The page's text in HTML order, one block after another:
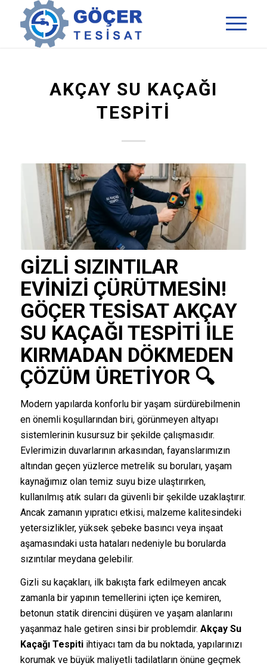
AKÇAY SU KAÇAĞI
TESPITI
GIZLI SIZINTILAR
EVINIZI ÇÜRÜTMESIN!
GÖÇER TESISAT AKÇAY
SU KAÇAĞI TESPITI ILE
KIRMADAN DÖKMEDEN
ÇÖZÜM ÜRETIYOR 🔍
Modern yapılarda konforlu bir yaşam sürdürebilmenin
en önemli koşullarından biri, görünmeyen altyapı
sistemlerinin kusursuz bir şekilde çalışmasıdır.
Evlerimizin duvarlarının arkasından, fayanslarımızın
altından geçen yüzlerce metrelik su boruları, yaşam
kaynağımız olan temiz suyu bize ulaştırırken,
kullanılmış atık suları da güvenli bir şekilde uzaklaştırır.
Ancak zamanın yıpratıcı etkisi, malzeme kalitesindeki
yetersizlikler, yüksek şebeke basıncı veya inşaat
aşamasındaki usta hataları nedeniyle bu borularda
sızıntılar meydana gelebilir.
Gizli su kaçakları, ilk bakışta fark edilmeyen ancak
zamanla bir yapının temellerini içten içe kemiren,
betonun statik direncini düşüren ve yaşam alanlarını
yaşanmaz hale getiren sinsi bir problemdir. Akçay Su
Kaçağı Tespitiihtiyacı tam da bu noktada, yapılarınızı
korumak ve büyük maliyetli tadilatların önüne geçmek